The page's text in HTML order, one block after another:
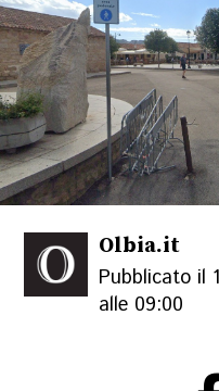
Olbia.it
Pubblicato il
alle 09:00